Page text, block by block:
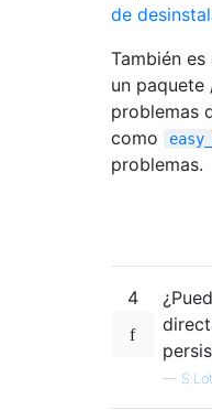
de
También
un paquete
problemas
como
problemas.
4
—